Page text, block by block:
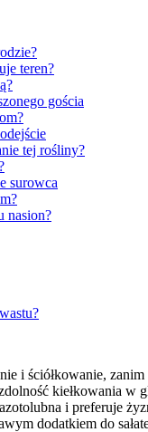
teren?
gościa
tej rośliny?
surowca
nasion?
i ściółkowanie,
kiełkowania w
i preferuje
dodatkiem do